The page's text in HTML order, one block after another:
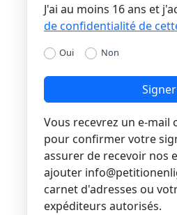
J'ai au moins 16 ans et
de confidentialité de
Oui Non
Signer
Vous recevrez un e-mail
pour confirmer votre
assurer de recevoir nos
ajouter
carnet d'adresses ou
expéditeurs autorisés.